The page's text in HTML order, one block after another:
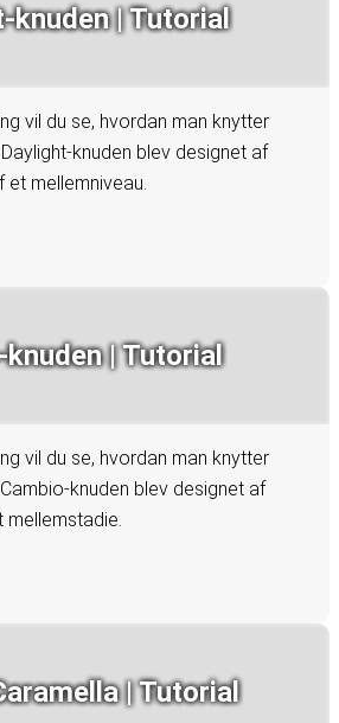
knuden | Tutorial
vil du se, hvordan man knytter
knuden blev designet af
et mellemniveau.
| Tutorial
vil du se, hvordan man knytter
knuden blev designet af
mellemstadie.
| Tutorial